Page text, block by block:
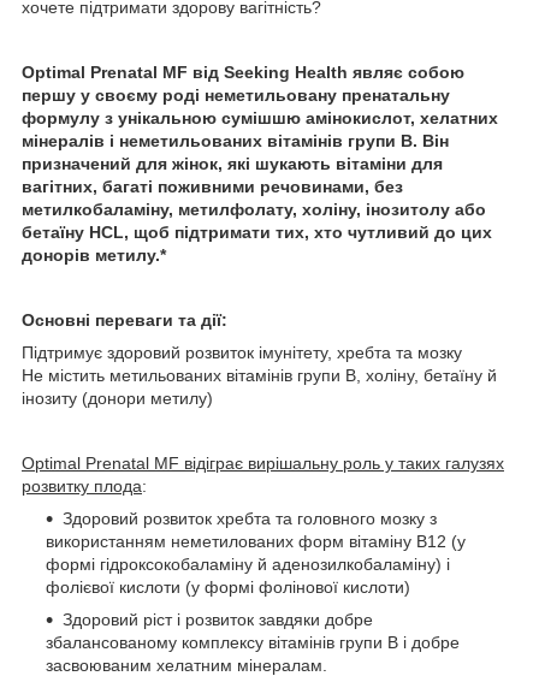
хочете підтримати здорову вагітність?
Optimal Prenatal MF від Seeking Health являє собою
першу у своєму роді неметильовану пренатальну
формулу з унікальною сумішшю амінокислот, хелатних
мінералів і неметильованих вітамінів групи B. Він
призначений для жінок, які шукають вітаміни для
вагітних, багаті поживними речовинами, без
метилкобаламіну, метилфолату, холіну, інозитолу або
бетаїну HCL, щоб підтримати тих, хто чутливий до цих
донорів метилу.*
Основні переваги та дії:
Підтримує здоровий розвиток імунітету, хребта та мозку
Не містить метильованих вітамінів групи B, холіну, бетаїну й
інозиту (донори метилу)
Optimal Prenatal MF відіграє вирішальну роль у таких галузях
розвитку плода:
Здоровий розвиток хребта та головного мозку з
використанням неметилованих форм вітаміну B12 (у
формі гідроксокобаламіну й аденозилкобаламіну) і
фолієвої кислоти (у формі фолінової кислоти)
Здоровий ріст і розвиток завдяки добре
збалансованому комплексу вітамінів групи B і добре
засвоюваним хелатним мінералам.